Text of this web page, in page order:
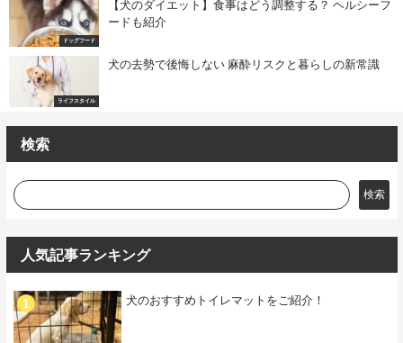
ドッグフード
【犬のダイエット】食事はどう調整する？ ヘルシーフ
ードも紹介
ライフスタイル
犬の去勢で後悔しない 麻酔リスクと暮らしの新常識
検索
検索
人気記事ランキング
犬のおすすめトイレマットをご紹介！